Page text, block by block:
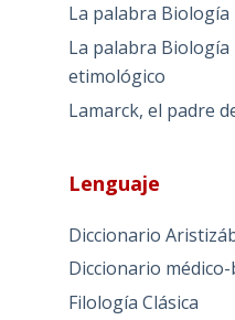
La palabra Biología
La palabra Biología
etimológico
Lamarck, el padre
Lenguaje
Diccionario
Diccionario
Filología Clásica